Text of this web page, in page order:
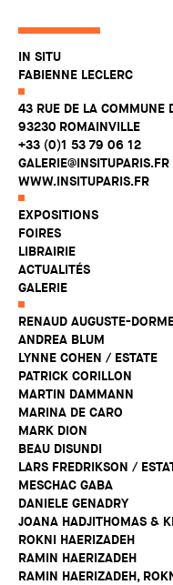
IN SITU
FABIENNE LECLERC
43 RUE DE LA COMMUNE
93230 ROMAINVILLE
+33 (0)1 53 79 06 12
GALERIE@INSITUPARIS.FR
WWW.INSITUPARIS.FR
EXPOSITIONS
FOIRES
LIBRAIRIE
ACTUALITÉS
GALERIE
RENAUD AUGUSTE-
ANDREA BLUM
LYNNE COHEN / ESTATE
PATRICK CORILLON
MARTIN DAMMANN
MARINA DE CARO
MARK DION
BEAU DISUNDI
LARS FREDRIKSON /
MESCHAC GABA
DANIELE GENADRY
JOANA HADJITHOMAS &
ROKNI HAERIZADEH
RAMIN HAERIZADEH
RAMIN HAERIZADEH,